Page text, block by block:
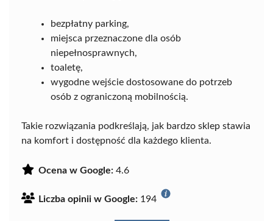
bezpłatny parking,
miejsca przeznaczone dla osób
niepełnosprawnych,
toaletę,
wygodne wejście dostosowane do potrzeb
osób z ograniczoną mobilnością.
Takie rozwiązania podkreślają, jak bardzo sklep stawia
na komfort i dostępność dla każdego klienta.
Ocena w Google: 4.6
Liczba opinii w Google: 194